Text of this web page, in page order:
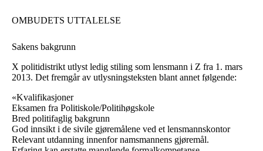
OMBUDETS UTTALELSE
Sakens bakgrunn
X politidistrikt utlyst ledig stiling som lensmann i Z fra 1. mars
2013. Det fremgår av utlysningsteksten blant annet følgende:
«Kvalifikasjoner
Eksamen fra Politiskole/Politihøgskole
Bred politifaglig bakgrunn
God innsikt i de sivile gjøremålene ved et lensmannskontor
Relevant utdanning innenfor namsmannens gjøremål.